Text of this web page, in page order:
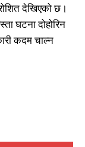
देखिएको छ।
घटना दोहोरिन
कदम चाल्न